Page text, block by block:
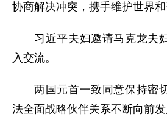
协商解决冲突，携手维护世界和
习近平夫妇邀请马克龙夫
入交流。
两国元首一致同意保持密
法全面战略伙伴关系不断向前发